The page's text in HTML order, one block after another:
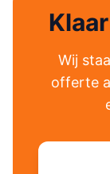
Wij
offerte